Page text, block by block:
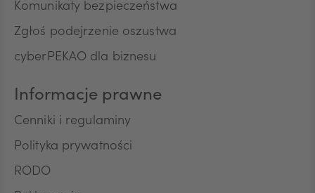
poziomu wykształcenia oraz posiadanych
produktów finansowych. Niniejszą zgodę składam
poinformowany/a/ o prawie do jej wycofania w
wycofanie zgody nie wpływa na zgodność z
prawem przetwarzania, którego dokonano na
podstawie zgody przed jej wycofaniem.
Komunikaty bezpieczeństwa
Zgłoś podejrzenie oszustwa
cyberPEKAO dla biznesu
Informacje prawne
Cenniki i regulaminy
Polityka prywatności
RODO